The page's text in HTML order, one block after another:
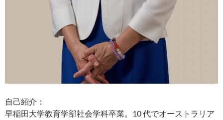
自己紹介：
早稲田大学教育学部社会学科卒業。10 代でオーストラリア